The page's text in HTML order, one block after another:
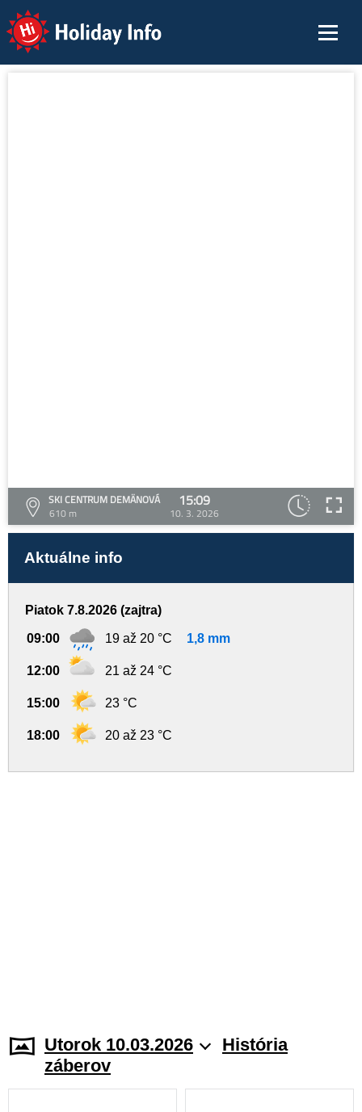
Holiday Info
SKI CENTRUM DEMÄNOVÁ
610 m
15:09
10. 3. 2026
Aktuálne info
Piatok 7.8.2026 (zajtra)
09:00 19 až 20 °C 1,8 mm
12:00 21 až 24 °C
15:00 23 °C
18:00 20 až 23 °C
Utorok 10.03.2026
História
záberov